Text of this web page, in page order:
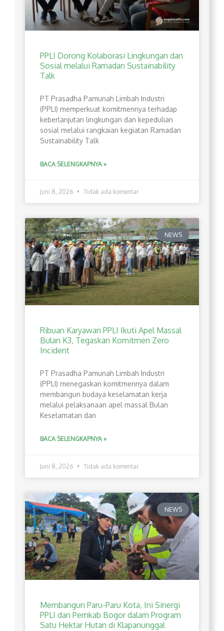
PPLI Dorong Kolaborasi Lingkungan dan
Sosial melalui Ramadan Sustainability
Talk
PT Prasadha Pamunah Limbah Industri
(PPLI) memperkuat komitmennya terhadap
keberlanjutan lingkungan dan kepedulian
sosial melalui rangkaian kegiatan Ramadan
Sustainability Talk
BACA SELENGKAPNYA »
Juni 8, 2026 Tidak ada komentar
NEWS
Ribuan Karyawan PPLI Ikuti Apel Massal
Bulan K3, Tegaskan Komitmen Zero
Incident
PT Prasadha Pamunah Limbah Industri
(PPLI) menegaskan komitmennya dalam
membangun budaya keselamatan kerja
melalui pelaksanaan apel massal Bulan
Keselamatan dan
BACA SELENGKAPNYA »
Juni 8, 2026 Tidak ada komentar
NEWS
Membangun Paru-Paru Kota, Ini Sinergi
PPLI dan Pemkab Bogor dalam Program
Satu Hektar Hutan di Klapanunggal